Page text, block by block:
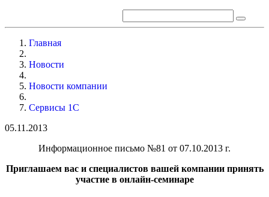
Главная
Новости
Новости компании
Сервисы 1С
05.11.2013
Информационное письмо №81 от 07.10.2013 г.
Приглашаем вас и специалистов вашей компании принять
участие в онлайн-семинаре